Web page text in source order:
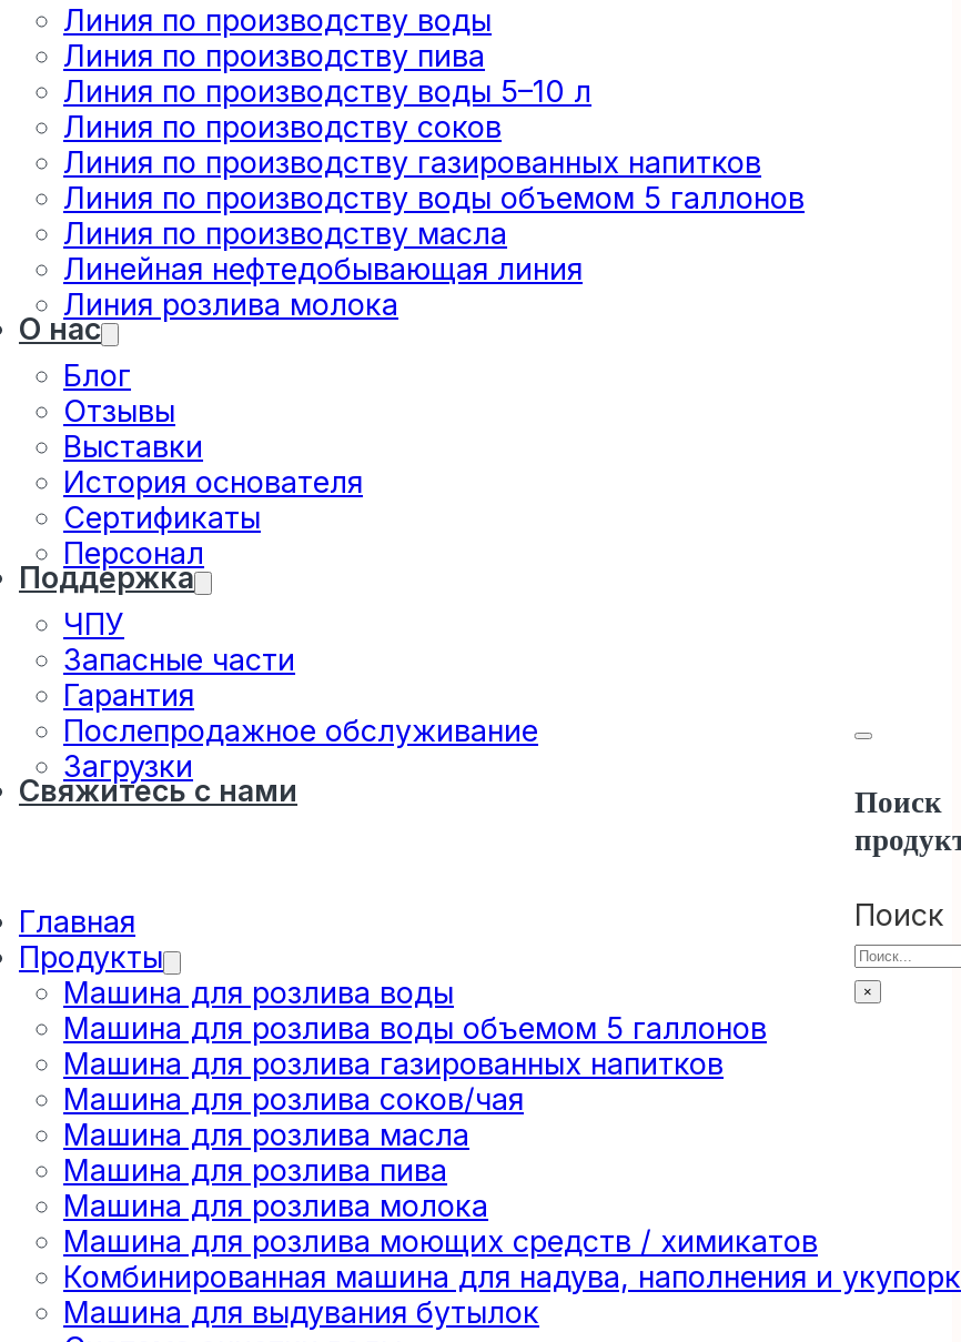
Линия по производству воды
Линия по производству пива
Линия по производству воды 5–10 л
Линия по производству соков
Линия по производству газированных напитков
Линия по производству воды объемом 5 галлонов
Линия по производству масла
Линейная нефтедобывающая линия
Линия розлива молока
О нас
Блог
Отзывы
Выставки
История основателя
Сертификаты
Персонал
Поддержка
ЧПУ
Запасные части
Гарантия
Послепродажное обслуживание
Загрузки
Свяжитесь с нами
Главная
Продукты
Машина для розлива воды
Машина для розлива воды объемом 5 галлонов
Машина для розлива газированных напитков
Машина для розлива соков/чая
Машина для розлива масла
Машина для розлива пива
Машина для розлива молока
Машина для розлива моющих средств / химикатов
Комбинированная машина для надува, наполнения и
Машина для выдувания бутылок
Поиск
Поиск
×